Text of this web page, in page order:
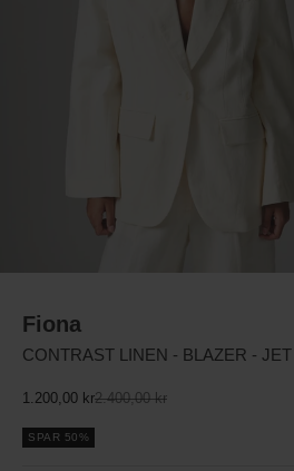
Fiona
CONTRAST LINEN - BLAZER -
Salgspris
1.200,00 krNormalpris
2.400,00 kr
SPAR 50%